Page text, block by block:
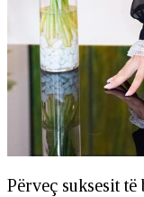
Përveç suksesit